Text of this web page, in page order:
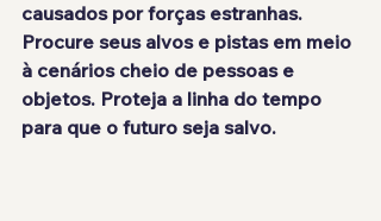
causados por forças estranhas.
Procure seus alvos e pistas em meio
à cenários cheio de pessoas e
objetos. Proteja a linha do tempo
para que o futuro seja salvo.